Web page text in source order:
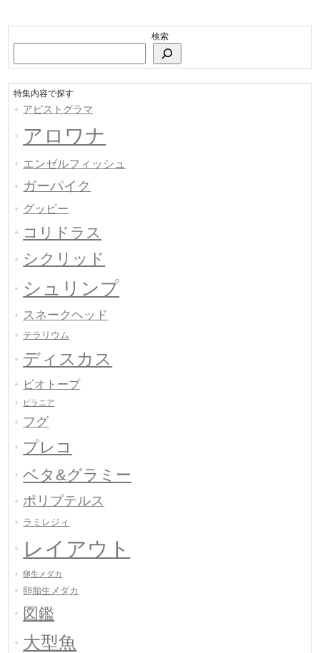
検索
特集内容で探す
アピストグラマ
アロワナ
エンゼルフィッシュ
ガーパイク
グッピー
コリドラス
シクリッド
シュリンプ
スネークヘッド
テラリウム
ディスカス
ビオトープ
ピラニア
フグ
プレコ
ベタ&グラミー
ポリプテルス
ラミレジィ
レイアウト
卵生メダカ
卵胎生メダカ
図鑑
大型魚